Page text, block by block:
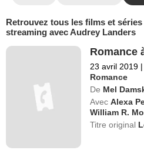
Retrouvez tous les films et
streaming avec Audrey Landers
Romance
23 avril 2019 |
Romance
De Mel
Avec Alexa
William R.
Titre original